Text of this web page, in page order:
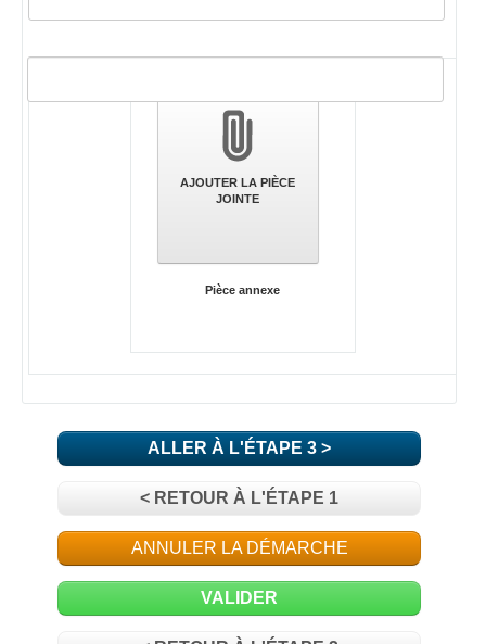
AJOUTER LA PIÈCE
JOINTE
Pièce annexe
ALLER À L'ÉTAPE 3 >
< RETOUR À L'ÉTAPE 1
ANNULER LA DÉMARCHE
VALIDER